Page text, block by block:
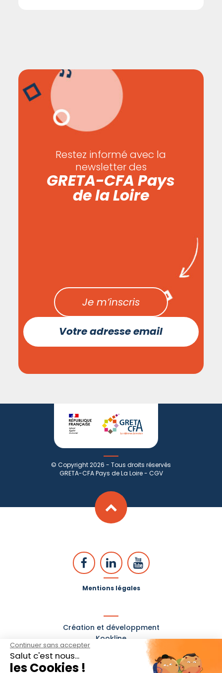
Restez informé avec la
newsletter des
GRETA-CFA Pays
de la Loire
Je m’inscris
© Copyright 2026 - Tous droits réservés
GRETA-CFA Pays de La Loire - CGV
Mentions légales
Création et développment
Kookline
Continuer sans accepter
Salut c'est nous...
les Cookies !